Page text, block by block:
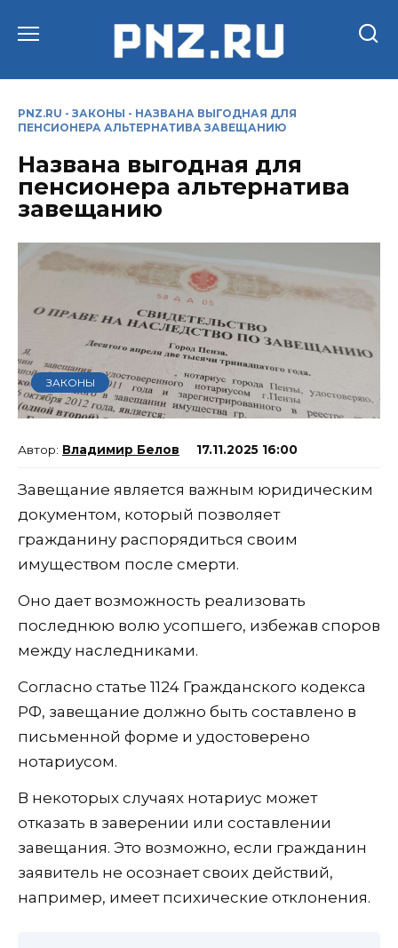
PNZ.RU - ЗАКОНЫ - НАЗВАНА ВЫГОДНАЯ ДЛЯ
ПЕНСИОНЕРА АЛЬТЕРНАТИВА ЗАВЕЩАНИЮ
Названа выгодная для
пенсионера альтернатива
завещанию
ЗАКОНЫ
Владимир Белов 17.11.2025 16:00
Завещание является важным юридическим
документом, который позволяет
гражданину распорядиться своим
имуществом после смерти.
Оно дает возможность реализовать
последнюю волю усопшего, избежав споров
между наследниками.
Согласно статье 1124 Гражданского кодекса
РФ, завещание должно быть составлено в
письменной форме и удостоверено
нотариусом.
В некоторых случаях нотариус может
отказать в заверении или составлении
завещания. Это возможно, если гражданин
заявитель не осознает своих действий,
например, имеет психические отклонения.